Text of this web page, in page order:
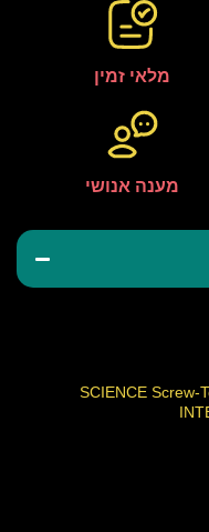
מלאי זמין
מענה אנושי